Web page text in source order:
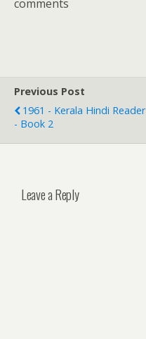
comments
Previous Post
1961 - Kerala Hindi Reader
- Book 2
Leave a Reply